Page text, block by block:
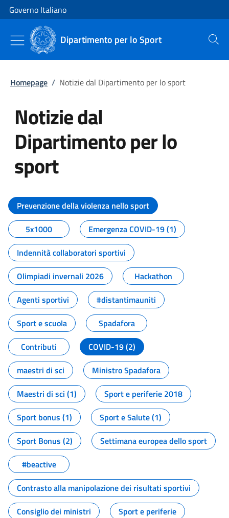
Vai al contenuto
Vai alla navigazione del sito
Governo Italiano
Dipartimento per lo Sport Cerca
Homepage / Notizie dal Dipartimento per lo sport
Notizie dal
Dipartimento per lo
sport
Tutti i contenuti della pagina
Prevenzione della violenza nello sport
5x1000
Emergenza COVID-19 (1)
Indennità collaboratori sportivi
Olimpiadi invernali 2026
Hackathon
Agenti sportivi
#distantimauniti
Sport e scuola
Spadafora
Contributi
COVID-19 (2)
maestri di sci
Ministro Spadafora
Maestri di sci (1)
Sport e periferie 2018
Sport bonus (1)
Sport e Salute (1)
Sport Bonus (2)
Settimana europea dello sport
#beactive
Contrasto alla manipolazione dei risultati sportivi
Consiglio dei ministri
Sport e periferie